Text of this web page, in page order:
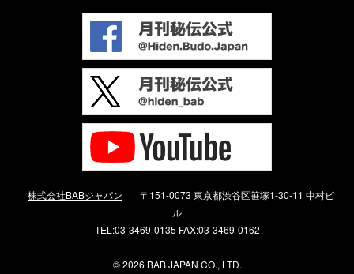
株式会社BABジャパン
〒151-0073 東京都渋谷区笹塚1-30-11 中村ビ
ル
TEL:03-3469-0135 FAX:03-3469-0162
©2026 BAB JAPAN CO., LTD.